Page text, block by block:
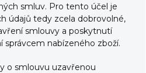
smluv. Pro tento účel je
údajů tedy zcela dobrovolné,
smlouvy a poskytnutí
správcem nabízeného zboží.
smlouvu uzavřenou